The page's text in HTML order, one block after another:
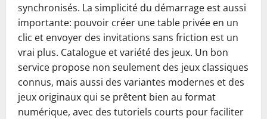
synchronisés. La simplicité du démarrage est aussi
importante: pouvoir créer une table privée en un
clic et envoyer des invitations sans friction est un
vrai plus. Catalogue et variété des jeux. Un bon
service propose non seulement des jeux classiques
connus, mais aussi des variantes modernes et des
jeux originaux qui se prêtent bien au format
numérique, avec des tutoriels courts pour faciliter